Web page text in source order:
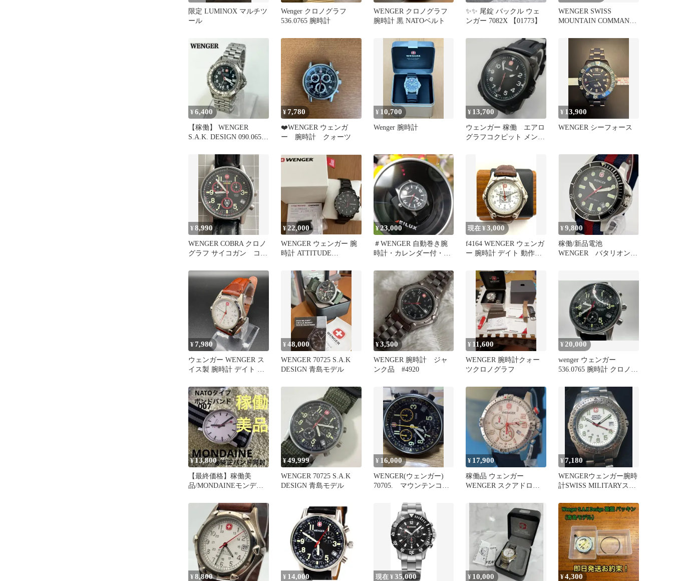
限定 LUMINOX マルチツ
ール
Wenger クロノグラフ
536.0765 腕時計
WENGER クロノグラフ
腕時計 黒 NATOベルト
✨✨ 尾錠 バックル ウェ
ンガー 7082X 【01773】
WENGER SWISS
MOUNTAIN COMMAND
¥6,400
【稼働】 WENGER
S.A.K. DESIGN 090.0651
¥7,780
❤️WENGER ウェンガ
ー 腕時計 クォーツ
¥ 10,700
Wenger 腕時計
¥ 13,700
ウェンガー 稼働 エアロ
グラフコクピット メン
¥ 13,900
WENGER シーフォース
¥8,990
WENGER COBRA クロノ
グラフ サイコガン コブ
¥22,000
WENGER ウェンガー 腕
時計 ATTITUDE
¥23,000
＃WENGER 自動巻き腕
時計・カレンダー付・
シーン付
現在 ¥3,000
f4164 WENGER ウェンガ
ー 腕時計 デイト 動作未
¥9,800
稼働/新品電池
WENGER バタリオンダ
¥7,980
ウェンガー WENGER ス
イス製 腕時計 デイト レ
Watch
¥48,000
WENGER 70725 S.A.K
DESIGN 青島モデル
¥3,500
WENGER 腕時計 ジャ
ンク品 #4920
¥ 11,600
WENGER 腕時計クォー
ツクロノグラフ
¥ 20,000
wenger ウェンガー
536.0765 腕時計 クロノグ
¥13,800
【最終価格】稼働美
品/MONDAINEモンディ
¥49,999
WENGER 70725 S.A.K
DESIGN 青島モデル
¥ 16,000
WENGER(ウェンガー)
70705. マウンテンコマ
¥ 17,900
稼働品 ウェンガー
WENGER スクアドロン
¥7,180
WENGERウェンガー腕時
計SWISS MILITARYスイ
¥8,800 ¥ 14,000 現在 ¥ 35,000 ¥ 10,000 ¥4,300